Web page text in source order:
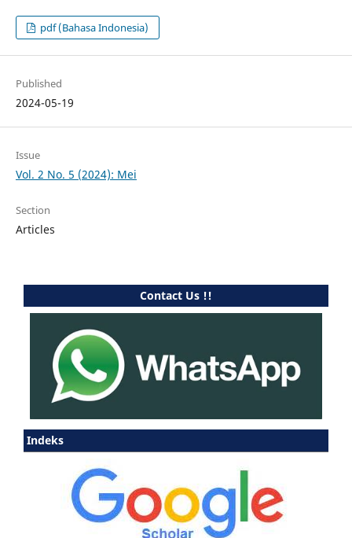
pdf (Bahasa Indonesia)
Published
2024-05-19
Issue
Vol. 2 No. 5 (2024): Mei
Section
Articles
Contact Us !!
Indeks